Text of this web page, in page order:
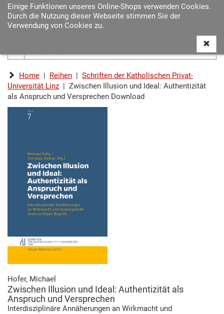
Einige Funktionen unseres Online-Shops verwenden Cookies.
Durch die Nutzung dieser Webseite stimmen Sie der
Verwendung von Cookies zu.
Home | Reihen | Schriften der Katholischen Privat-
Universität Linz | Zwischen Illusion und Ideal: Authentizität
als Anspruch und Versprechen Download
Hofer, Michael
Zwischen Illusion und Ideal: Authentizität als
Anspruch und Versprechen
Interdisziplinäre Annäherungen an Wirkmacht und